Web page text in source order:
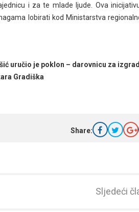
i za te mlade ljude. Ova
lobirati kod Ministarstva
uručio je poklon – darovnicu za
Gradiška
Share:
Sljedeći